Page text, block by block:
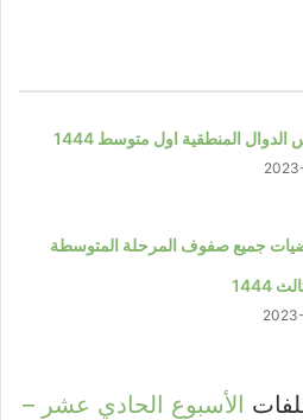
المنطقية اول متوسط 1444
جميع صفوف المرحلة المتوسطة
1444
الأسبوع الحادي عشر –